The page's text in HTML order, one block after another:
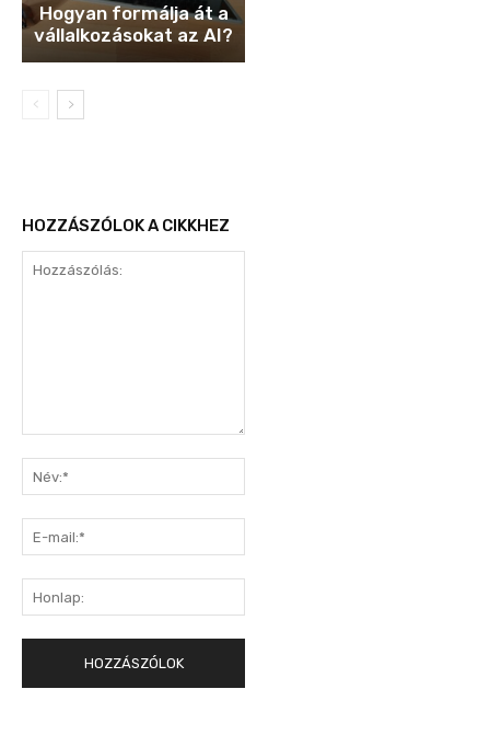
Hogyan formálja át a
vállalkozásokat az AI?
HOZZÁSZÓLOK A CIKKHEZ
mail:*